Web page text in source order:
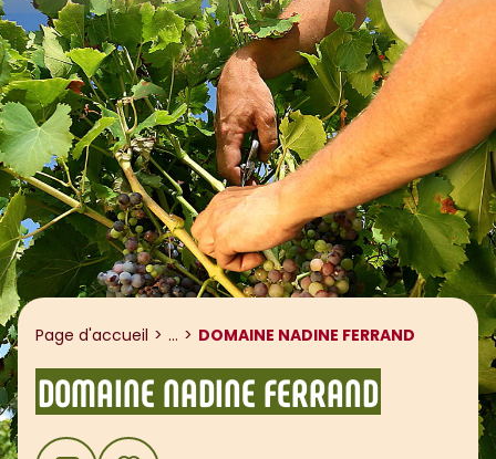
Page d'accueil ... Afficher le fil d'ariane
DOMAINE NADINE FERRAND
DOMAINE NADINE FERRAND